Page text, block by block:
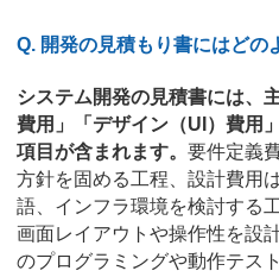
Q. 開発の見積もり書にはどの
システム開発の見積書には、
費用」「デザイン（UI）費用
項目が含まれます。 要件定義
方針を固める工程、設計費用
語、インフラ環境を検討する
画面レイアウトや操作性を設
のプログラミングや動作テス